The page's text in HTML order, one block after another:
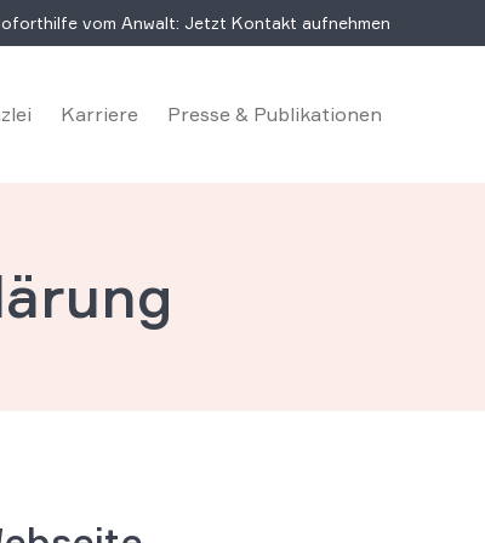
vom Anwalt: Jetzt Kontakt aufnehmen
Karriere Presse & Publikationen